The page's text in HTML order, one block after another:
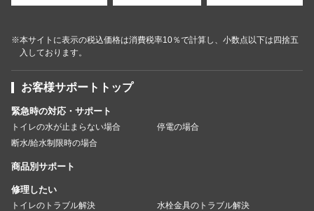
※本サイトに表示の税込価格は消費税率10％で計算し、小数点以下は四捨五
入しております。
お客様サポートトップ
緊急時の対応・サポート
トイレの水が止まらない場合
停電の場合
断水/給水制限時の場合
商品別サポート
修理したい
トイレのトラブル解決
水栓金具のトラブル解決